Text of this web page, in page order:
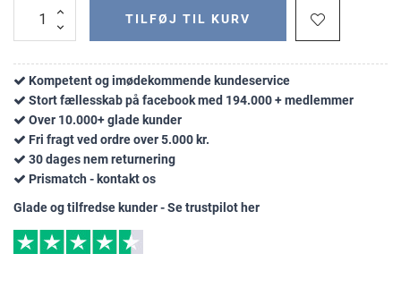
TILFØJ TIL KURV
Kompetent og imødekommende kundeservice
Stort fællesskab på facebook med 194.000 + medlemmer
Over 10.000+ glade kunder
Fri fragt ved ordre over 5.000 kr.
30 dages nem returnering
Prismatch - kontakt os
Glade og tilfredse kunder - Se trustpilot her